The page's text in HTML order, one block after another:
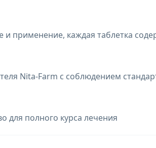
применение, каждая таблетка
Nita-Farm с соблюдением
для полного курса лечения